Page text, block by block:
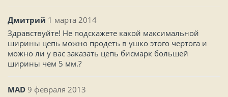
Дмитрий 1 марта 2014
Здравствуйте! Не подскажете какой максимальной
ширины цепь можно продеть в ушко этого чертога и
можно ли у вас заказать цепь бисмарк большей
ширины чем 5 мм.?
MAD 9 февраля 2013